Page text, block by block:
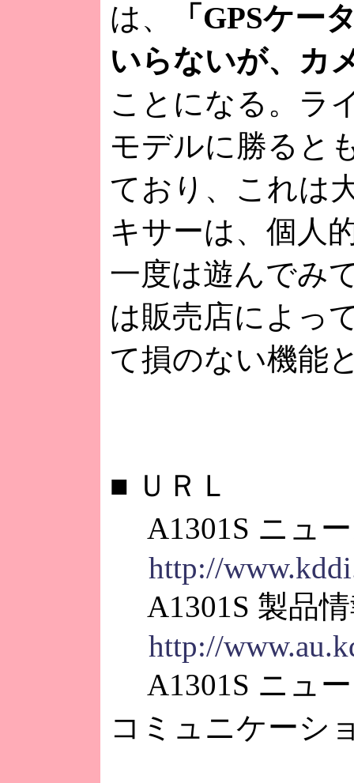
は、
「GPSケー
いらないが、カ
ことになる。ラ
モデルに勝ると
ており、これは
キサーは、個人
一度は遊んでみ
は販売店によっ
て損のない機能
■ ＵＲＬ
A1301S ニュ
http://
A1301S 製品情
http://
A1301S ニュ
コミュニケーシ